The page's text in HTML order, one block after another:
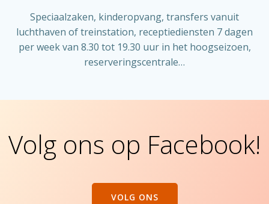
Speciaalzaken, kinderopvang, transfers vanuit
luchthaven of treinstation, receptiediensten 7 dagen
per week van 8.30 tot 19.30 uur in het hoogseizoen,
reserveringscentrale…
Volg ons op Facebook!
VOLG ONS